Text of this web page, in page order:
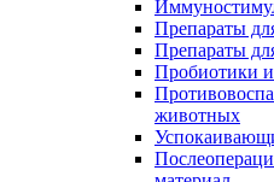
Препараты
Препараты
Пробиотики
животных